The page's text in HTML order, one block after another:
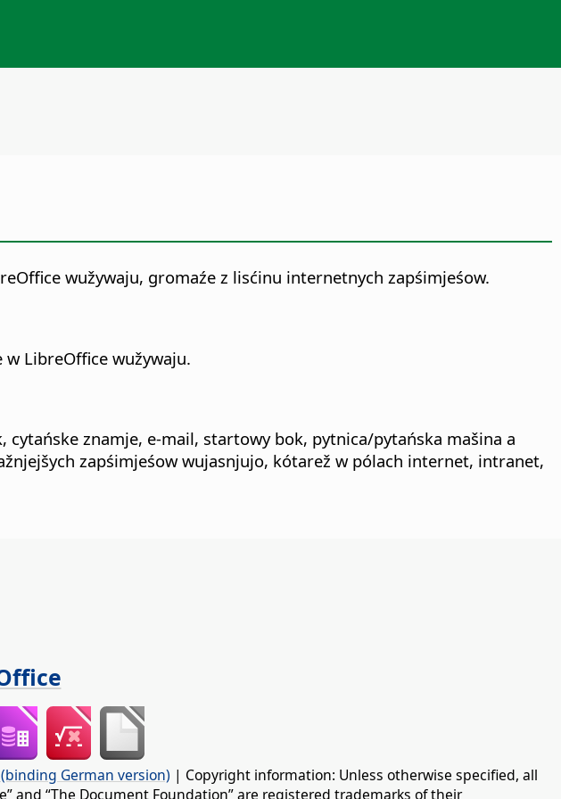
wužywaju, gromaźe z lisćinu internetnych zapśimjeśow.
LibreOffice wužywaju.
znamje, e-mail, startowy bok, pytnica/pytańska mašina a
zapśimjeśow wujasnjujo, kótarež w pólach internet, intranet,
German version) | Copyright information: Unless otherwise specified, all
and “The Document Foundation” are registered trademarks of their